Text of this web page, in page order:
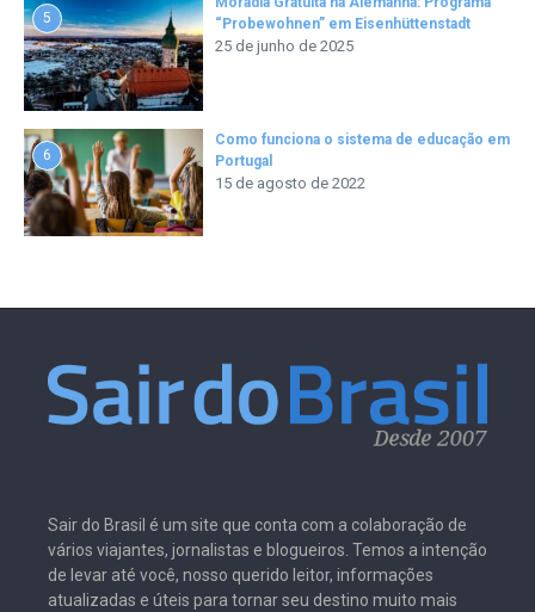
5
“Probewohnen” em Eisenhüttenstadt
25 de junho de 2025
6
Como funciona o sistema de educação em
Portugal
15 de agosto de 2022
Sair do Brasil é um site que conta com a colaboração de
vários viajantes, jornalistas e blogueiros. Temos a intenção
de levar até você, nosso querido leitor, informações
atualizadas e úteis para tornar seu destino muito mais